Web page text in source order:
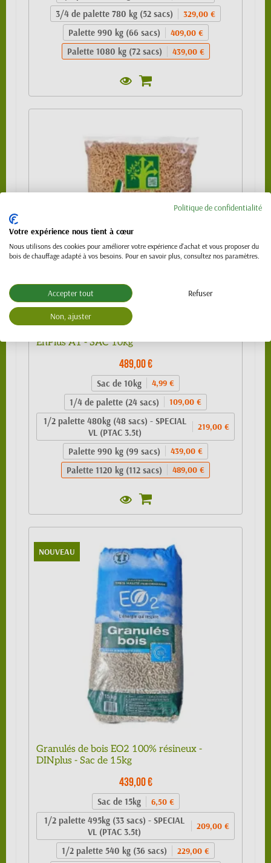
3/4 de palette 780 kg (52 sacs) 329,00 €
Palette 990 kg (66 sacs) 409,00 €
Palette 1080 kg (72 sacs) 439,00 €
EnPlus A1 - SAC 10kg
489,00 €
Sac de 10kg 4,99 €
1/4 de palette (24 sacs) 109,00 €
1/2 palette 480kg (48 sacs) - SPECIAL
VL (PTAC 3.5t)
219,00 €
Palette 990 kg (99 sacs) 439,00 €
Palette 1120 kg (112 sacs) 489,00 €
NOUVEAU
Granulés de bois EO2 100% résineux -
DINplus - Sac de 15kg
439,00 €
Sac de 15kg 6,50 €
1/2 palette 495kg (33 sacs) - SPECIAL
VL (PTAC 3.5t)
209,00 €
1/2 palette 540 kg (36 sacs) 229,00 €
Politique de confidentialité
Votre expérience nous tient à cœur
Nous utilisons des cookies pour améliorer votre expérience d'achat et vous proposer du
bois de chauffage adapté à vos besoins. Pour en savoir plus, consultez nos paramètres.
Accepter tout Refuser
Non, ajuster